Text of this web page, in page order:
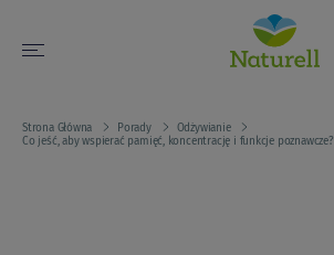
Strona Główna Porady
Odżywianie
Co jeść, aby wspierać pamięć, koncentrację i funkcje poznawcze?